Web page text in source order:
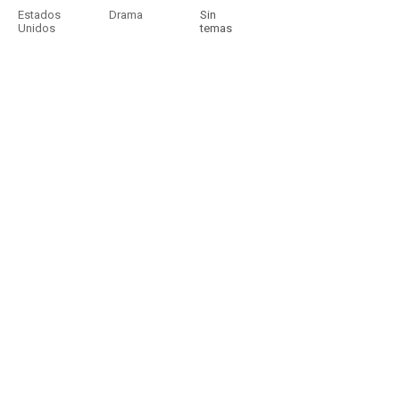
Estados
Unidos
Drama
Sin
temas